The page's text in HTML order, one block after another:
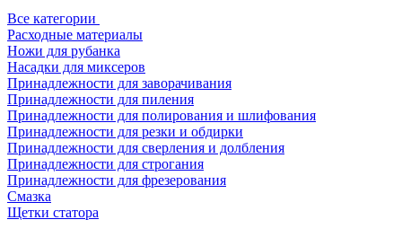
Все категории
Расходные материалы
Ножи для рубанка
Насадки для миксеров
Принадлежности для заворачивания
Принадлежности для пиления
Принадлежности для полирования и шлифования
Принадлежности для резки и обдирки
Принадлежности для сверления и долбления
Принадлежности для строгания
Принадлежности для фрезерования
Смазка
Щетки статора